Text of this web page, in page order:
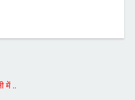
में ..